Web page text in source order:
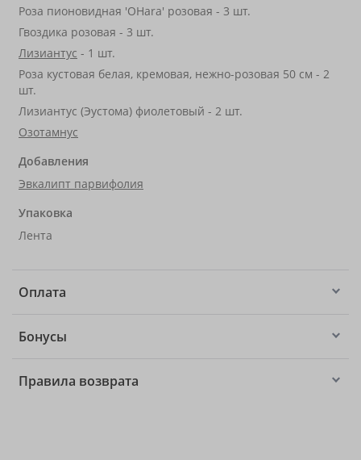
Роза пионовидная 'OHara' розовая - 3 шт.
Гвоздика розовая - 3 шт.
Лизиантус - 1 шт.
Роза кустовая белая, кремовая, нежно-розовая 50 см - 2
шт.
Лизиантус (Эустома) фиолетовый - 2 шт.
Озотамнус
Добавления
Эвкалипт парвифолия
Упаковка
Лента
Оплата
Бонусы
Правила возврата